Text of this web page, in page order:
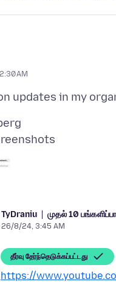
AM
TyDraniu முதல் 10
26/8/24, 3:45 AM
தீர்வு தேர்ந்தெடுக்கப்பட்டது
https://